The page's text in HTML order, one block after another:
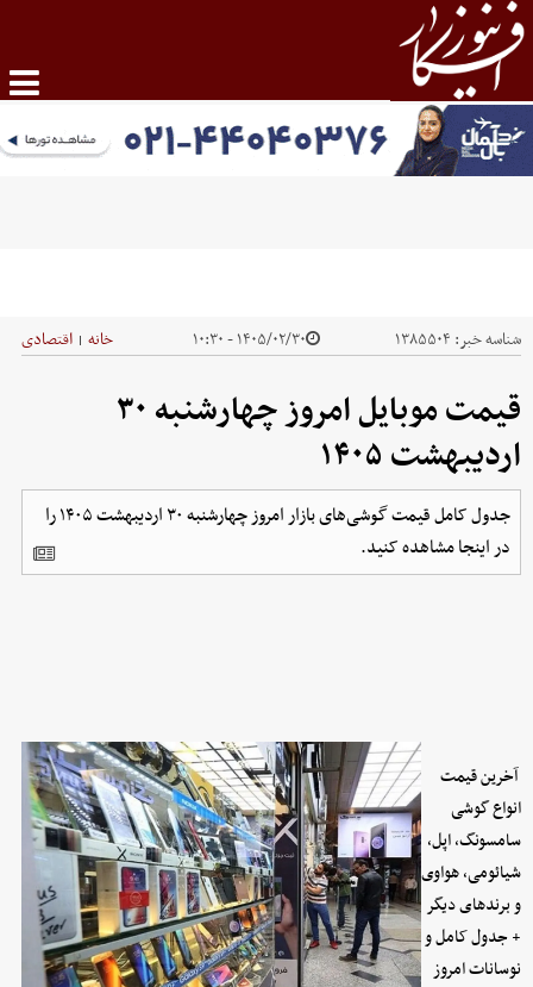
شناسه خبر: ۱۳۸۵۵۰۴ ۱۴۰۵/۰۲/۳۰ - ۱۰:۳۰ خانه | اقتصادی
قیمت موبایل‌ امروز چهارشنبه ۳۰
اردیبهشت ۱۴۰۵
جدول کامل قیمت گوشی‌های بازار امروز چهارشنبه ۳۰ اردیبهشت ۱۴۰۵ را
در اینجا مشاهده کنید.
آخرین قیمت
انواع گوشی
سامسونگ، اپل،
شیائومی، هواوی
و برندهای دیگر
+ جدول کامل و
نوسانات امروز